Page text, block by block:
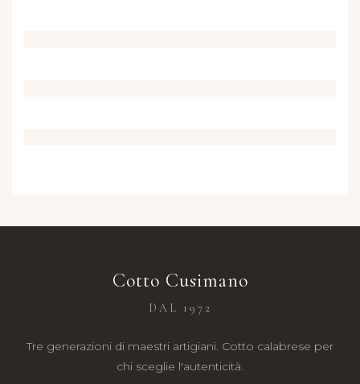
Cotto Cusimano
DAL 1972
Tre generazioni di maestri artigiani. Cotto calabrese per
chi sceglie l'autenticità.